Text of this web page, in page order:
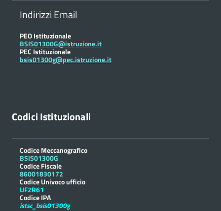
Indirizzi Email
PEO Istituzionale
BSIS01300G@istruzione.it
PEC Istituzionale
bsis01300g@pec.istruzione.it
Codici Istituzionali
Codice Meccanografico
BSIS01300G
Codice Fiscale
86001830172
Codice Univoco ufficio
UF2R61
Codice IPA
istsc_bsis01300g